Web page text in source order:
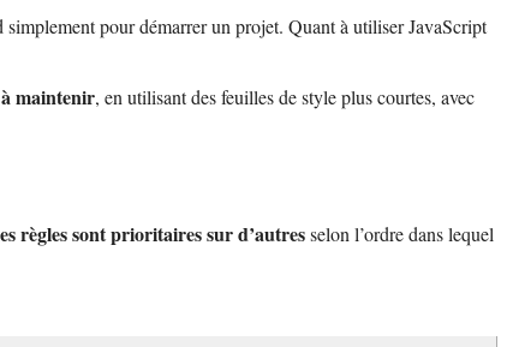
pour démarrer un projet. Quant à utiliser JavaScript
maintenir, en utilisant des feuilles de style plus courtes, avec
règles sont prioritaires sur d’autresselon l’ordre dans lequel